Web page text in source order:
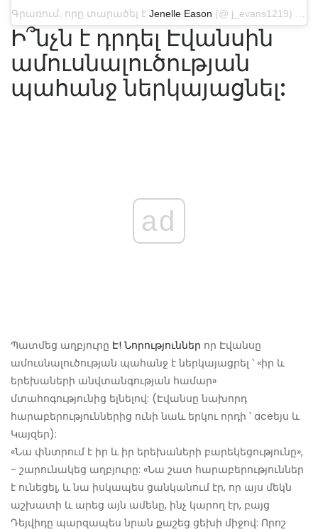
Գրառում, որը տարածել է Jenelle Eason (@ j_evans1219) Սեպտեմբերի 1, 2019-ին, ժամը 4: 38-ին PDT
Ի՞նչն է դրդել Էվանսին
ամուսնալուծության
պահանջ ներկայացնել:
ad
Պատմեց աղբյուրը Է! Նորություններ որ Էվանսը
ամուսնալուծության պահանջ է ներկայացրել ՝ «իր և
երեխաների անվտանգության համար»
մտահոգությունից ելնելով: (Էվանսը նախորդ
հարաբերություններից ունի նաև երկու որդի ՝ aceեյս և
Կայզեր):
«Նա փնտրում է իր և իր երեխաների բարեկեցությունը»,
- շարունակեց աղբյուրը: «Նա շատ հարաբերություններ
է ունեցել, և նա իսկապես ցանկանում էր, որ այս մեկն
աշխատի և արեց այն ամենը, ինչ կարող էր, բայց
Դեյվիդը պարզապես նրան քաշեց ցեխի միջով: Որոշ